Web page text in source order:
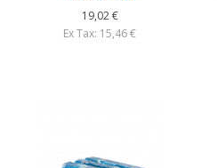
19,02 €
Ex Tax: 15,46 €